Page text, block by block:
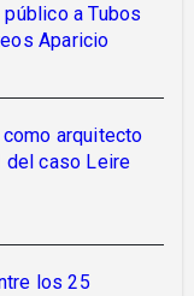
a Tubos
Aparicio
arquitecto
del caso Leire
los 25